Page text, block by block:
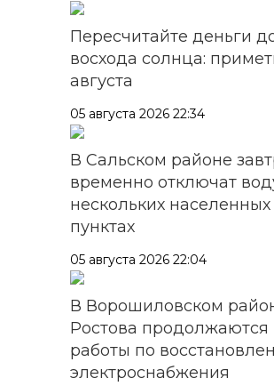
Пересчитайте деньги
восхода солнца:
августа
05 августа 2026 22:34
В Сальском районе
временно отключат
нескольких населенных
пунктах
05 августа 2026 22:04
В Ворошиловском
Ростова продолжаются
работы по
электроснабжения